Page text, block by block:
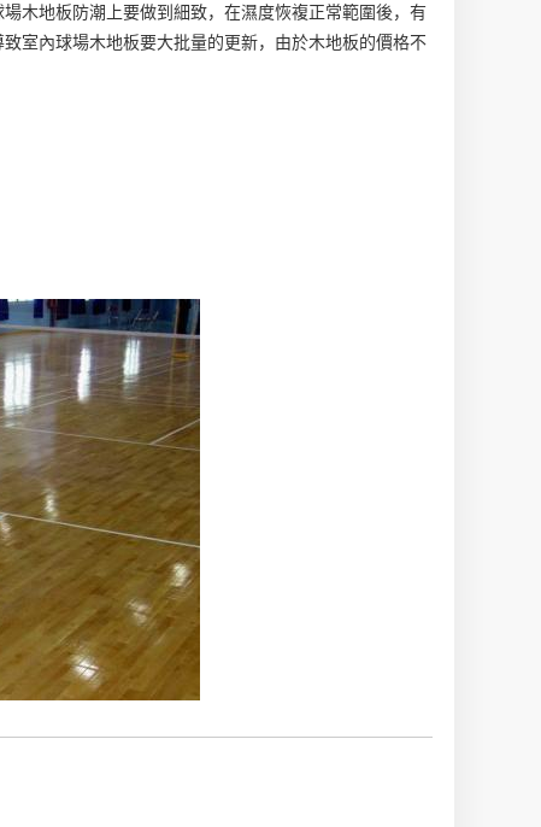
木地板防潮上要做到細致，在濕度恢複正常範圍後，有
致室內球場木地板要大批量的更新，由於木地板的價格不